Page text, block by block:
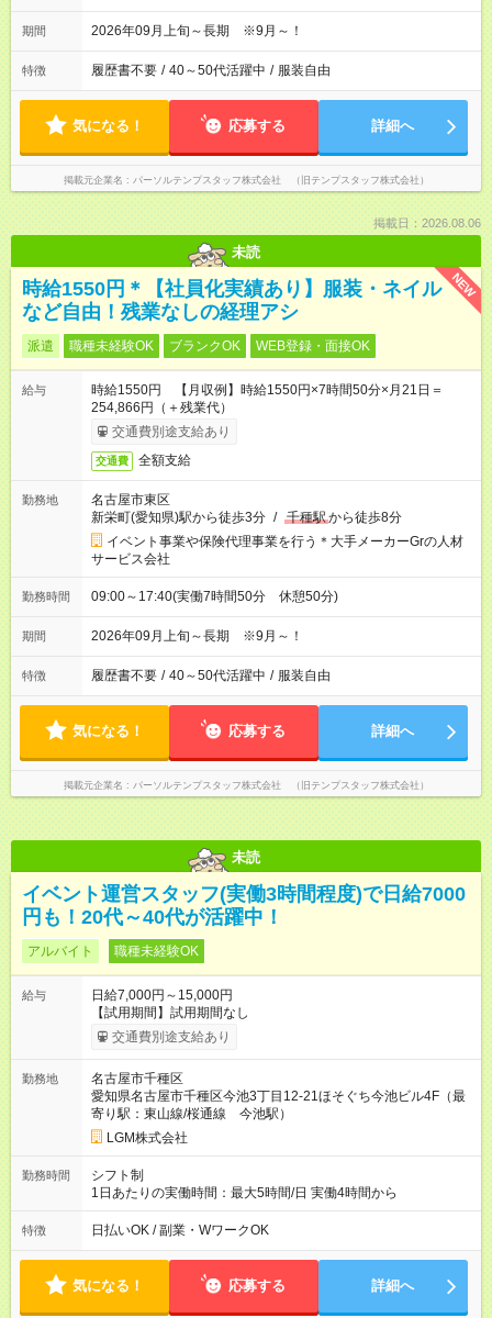
期間 2026年09月上旬～長期 ※9月～！
特徴 履歴書不要 / 40～50代活躍中 / 服装自由
気になる！ 応募する 詳細へ
掲載元企業名 パーソルテンプスタッフ株式会社 （旧テンプスタッフ株式会社）
掲載日：2026.08.06
未読
NEW
時給1550円＊【社員化実績あり】服装・ネイル
など自由！残業なしの経理アシ
派遣 職種未経験OK ブランクOK WEB登録・面接OK
給与
時給1550円 【月収例】時給1550円×7時間50分×月21日＝
254,866円（＋残業代）
交通費別途支給あり
交通費 全額支給
勤務地
名古屋市東区
新栄町(愛知県)駅から徒歩3分 / 千種駅から徒歩8分
イベント事業や保険代理事業を行う＊大手メーカーGrの人材
サービス会社
勤務時間 09:00～17:40(実働7時間50分 休憩50分)
期間 2026年09月上旬～長期 ※9月～！
特徴 履歴書不要 / 40～50代活躍中 / 服装自由
気になる！ 応募する 詳細へ
掲載元企業名 パーソルテンプスタッフ株式会社 （旧テンプスタッフ株式会社）
未読
イベント運営スタッフ(実働3時間程度)で日給7000
円も！20代～40代が活躍中！
アルバイト 職種未経験OK
給与
日給7,000円～15,000円
【試用期間】試用期間なし
交通費別途支給あり
勤務地
名古屋市千種区
愛知県名古屋市千種区今池3丁目12-21ほそぐち今池ビル4F（最
寄り駅：東山線/桜通線 今池駅）
LGM株式会社
勤務時間
シフト制
1日あたりの実働時間：最大5時間/日 実働4時間から
特徴 日払いOK / 副業・WワークOK
気になる！ 応募する 詳細へ